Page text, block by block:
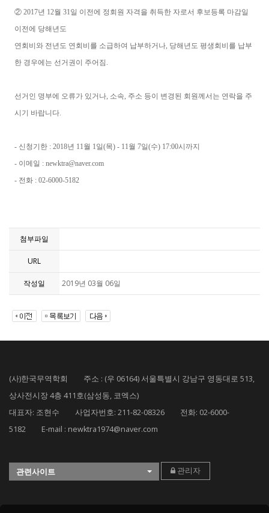
② 2017년 12월 31일 이전에 정회원 자격을 취득한 자로서 후보등록 마감일
이전에 당해년도
연회비와 전년도 연회비를 소급하여 납부하거나, 당해년도 평생회비를 납부
한 경우에는 선거권이 주어짐.
선거인 명부에 오류가 있거나, 소속, 주소 등이 변경된 회원께서는 연락을 주
시기 바랍니다.
- 신청기한 : 2018년 11월 1일(목) - 11월 7일(수) 17:00시까지
- 이메일 : newktra@naver.com
- 전화 : 02-6000-5182
첨부파일
URL
작성일 2019년 03월 06일
(사)한국무역학회 주소 : (우 06164) 서울특별시 강남구 영동대로 513,
상사전시장 4층 411호(삼성동, 코엑스)
대표자: 조현수 사업자번호: 211-82-08326 전화: 02-6000-
5182 E-mail : newktra1974@naver.com
관련사이트 관리자